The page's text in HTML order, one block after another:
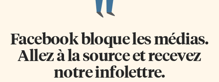
Facebook bloque les médias.
Allez à la source et recevez
notre infolettre.